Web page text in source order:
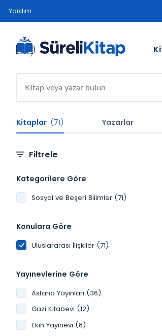
Yardım
Kitaplar (71) Yazarlar
Filtrele
Kategorilere Göre
Sosyal ve Beşeri Bilimler (71)
Konulara Göre
Uluslararası İlişkiler (71)
Yayınevlerine Göre
Astana Yayınları (36)
Gazi Kitabevi (12)
Ekin Yayınevi (8)